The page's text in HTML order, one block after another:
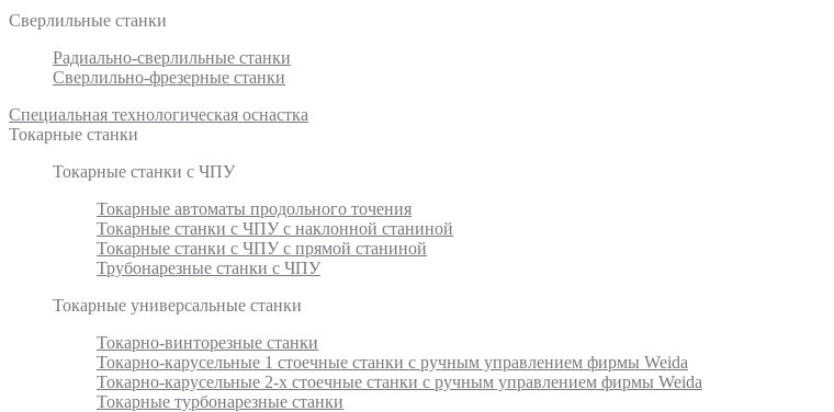
Сверлильные станки
Радиально-сверлильные станки
Сверлильно-фрезерные станки
Специальная технологическая оснастка
Токарные станки
Токарные станки с ЧПУ
Токарные автоматы продольного точения
Токарные станки с ЧПУ с наклонной станиной
Токарные станки с ЧПУ с прямой станиной
Трубонарезные станки с ЧПУ
Токарные универсальные станки
Токарно-винторезные станки
Токарно-карусельные 1 стоечные станки с ручным управлением фирмы Weida
Токарно-карусельные 2-х стоечные станки с ручным управлением фирмы Weida
Токарные турбонарезные станки